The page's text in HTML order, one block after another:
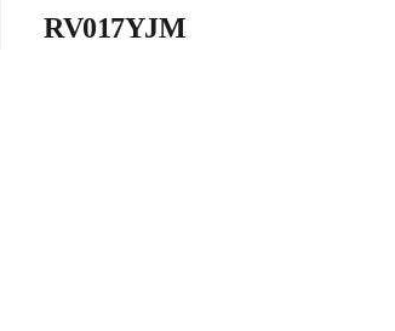
RV017YJM